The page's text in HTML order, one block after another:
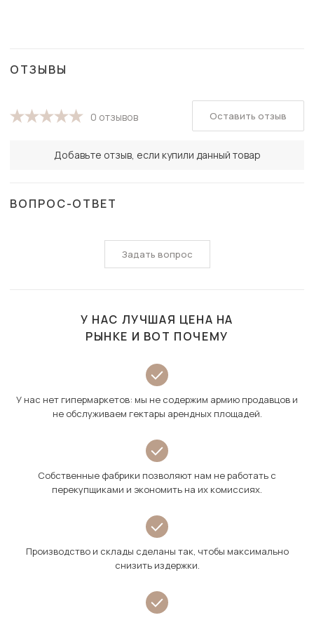
ОТЗЫВЫ
0 отзывов
Добавьте отзыв, если купили данный товар
Оставить отзыв
ВОПРОС-ОТВЕТ
Задать вопрос
У НАС ЛУЧШАЯ ЦЕНА НА
РЫНКЕ И ВОТ ПОЧЕМУ
У нас нет гипермаркетов: мы не содержим армию продавцов и
не обслуживаем гектары арендных площадей.
Собственные фабрики позволяют нам не работать с
перекупщиками и экономить на их комиссиях.
Производство и склады сделаны так, чтобы максимально
снизить издержки.